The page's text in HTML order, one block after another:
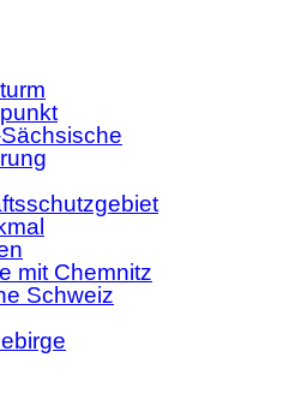
mit Chemnitz
Schweiz